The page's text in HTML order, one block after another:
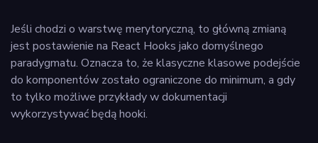
Jeśli chodzi o warstwę merytoryczną, to główną zmianą
jest postawienie na React Hooks jako domyślnego
paradygmatu. Oznacza to, że klasyczne klasowe podejście
do komponentów zostało ograniczone do minimum, a gdy
to tylko możliwe przykłady w dokumentacji
wykorzystywać będą hooki.